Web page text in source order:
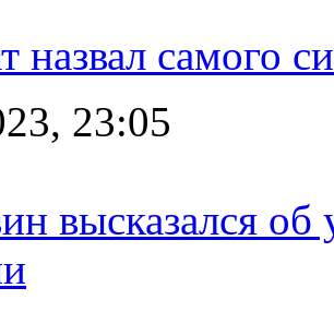
назвал самого
23:05
высказался